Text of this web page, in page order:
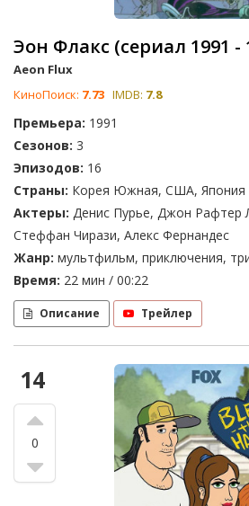
Эон Флакс (сериал 1991 -
Aeon Flux
КиноПоиск: 7.73 IMDB: 7.8
Премьера: 1991
Сезонов: 3
Эпизодов: 16
Страны: Корея Южная, США, Япония
Актеры: Денис Пурье, Джон Рафтер
Стеффан Чирази, Алекс Фернандес
Жанр: мультфильм, приключения,
Время: 22 мин / 00:22
Описание Трейлер
14
0